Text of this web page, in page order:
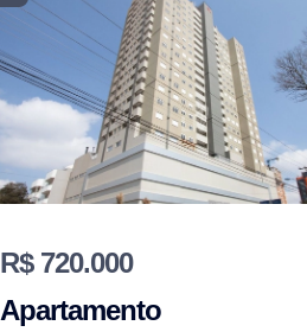
R$ 720.000
Apartamento